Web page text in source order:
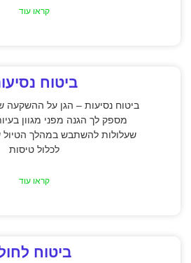
קראו עוד
ביטוח
ביטוח נסיעות – הגן על ההשקעה
מספק לך הגנה מפני מגוון
שעלולות להשתבש במהלך הטיול
לכלול טיסות
קראו עוד
ביטוח